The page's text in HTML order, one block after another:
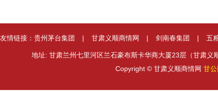
友情链接： 贵州茅台集团 | 甘肃义顺商情网 | 剑南春集团 | 五
地址: 甘肃兰州七里河区兰石豪布斯卡华商大厦23层（甘肃
Copyright © 甘肃义顺商情网 甘